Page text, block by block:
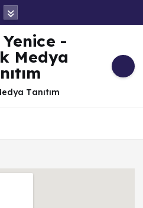
Medya
Tanıtım